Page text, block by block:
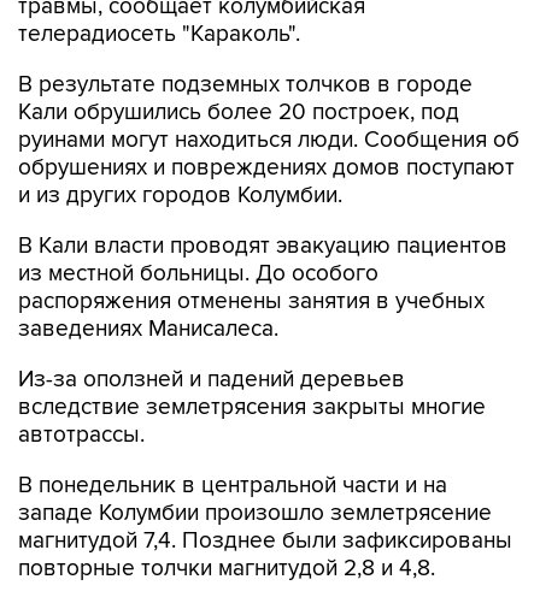
В результате подземных толчков в городе
руинами могут находиться люди. Сообщения об
обрушениях и повреждениях домов поступают
и из других городов Колумбии.
В Кали власти проводят эвакуацию пациентов
распоряжения отменены занятия в учебных
заведениях Манисалеса.
Из-за оползней и падений деревьев
автотрассы.
В понедельник в центральной части и на
магнитудой 7,4. Позднее были зафиксированы
повторные толчки магнитудой 2,8 и 4,8.
Толчки ощущались в столице страны Боготе, а